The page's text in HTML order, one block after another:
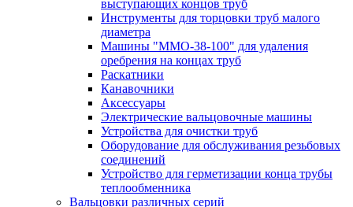
выступающих концов труб
Инструменты для торцовки труб малого
диаметра
Машины "ММО-38-100" для удаления
оребрения на концах труб
Раскатники
Канавочники
Аксессуары
Электрические вальцовочные машины
Устройства для очистки труб
Оборудование для обслуживания резьбовых
соединений
Устройство для герметизации конца трубы
теплообменника
Вальцовки различных серий